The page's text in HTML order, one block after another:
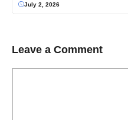
July 2, 2026
Leave a Comment